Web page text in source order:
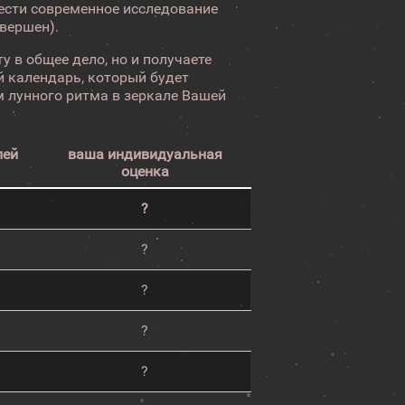
современное исследование
в общее дело, но и получаете
который будет
ритма в зеркале Вашей
ваша индивидуальная
оценка
?
?
?
?
?